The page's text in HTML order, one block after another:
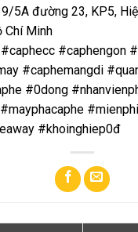
5A đường 23, KP5,
Chí Minh
#caphengon
#caphemangdi
#0dong
#mienphi
#khoinghiep0đ